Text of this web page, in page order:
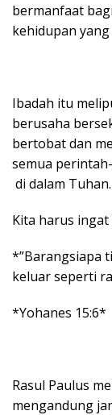
bermanfaat
kehidupan
Ibadah itu
berusaha
bertobat dan
semua
di dalam Tuhan.
Kita harus
*”Barangsiapa
keluar seperti
*Yohanes 15:6*
Rasul Paulus
mengandung